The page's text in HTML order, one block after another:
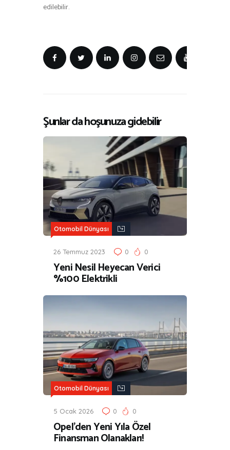
edilebilir.
Şunlar da hoşunuza gidebilir
Otomobil Dünyası
26 Temmuz 2023 0 0
Yeni Nesil Heyecan Verici
%100 Elektrikli
Otomobil Dünyası
5 Ocak 2026 0 0
Opel’den Yeni Yıla Özel
Finansman Olanakları!